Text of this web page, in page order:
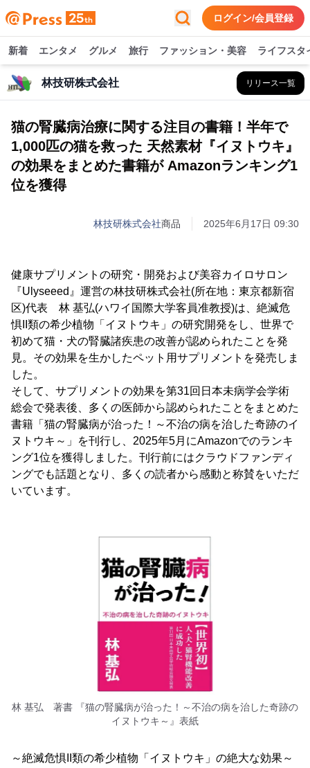
ログイン/会員登録
新着 エンタメ グルメ 旅行 ファッション・美容 ライフスタ
林技研株式会社 リリース一覧
猫の腎臓病治療に関する注目の書籍！半年で
1,000匹の猫を救った 天然素材『イヌトウキ』
の効果をまとめた書籍が Amazonランキング1
位を獲得
林技研株式会社商品 2025年6月17日 09:30
健康サプリメントの研究・開発および美容カイロサロン
『Ulyseeed』運営の林技研株式会社(所在地：東京都新宿
区)代表 林 基弘(ハワイ国際大学客員准教授)は、絶滅危
惧II類の希少植物「イヌトウキ」の研究開発をし、世界で
初めて猫・犬の腎臓諸疾患の改善が認められたことを発
見。その効果を生かしたペット用サプリメントを発売しま
した。
そして、サプリメントの効果を第31回日本未病学会学術
総会で発表後、多くの医師から認められたことをまとめた
書籍「猫の腎臓病が治った！～不治の病を治した奇跡のイ
ヌトウキ～」を刊行し、2025年5月にAmazonでのランキ
ング1位を獲得しました。刊行前にはクラウドファンディ
ングでも話題となり、多くの読者から感動と称賛をいただ
いています。
林 基弘 著書 『猫の腎臓病が治った！～不治の病を治した奇跡の
イヌトウキ～』表紙
～絶滅危惧II類の希少植物「イヌトウキ」の絶大な効果～